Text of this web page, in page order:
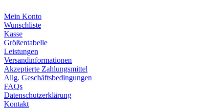
Mein Konto
Wunschliste
Kasse
Größentabelle
Leistungen
Versandinformationen
Akzeptierte Zahlungsmittel
Allg. Geschäftsbedingungen
FAQs
Datenschutzerklärung
Kontakt